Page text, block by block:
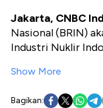
Jakarta, CNBC
Nasional (BRIN)
Industri Nuklir
Show More
Bagikan: